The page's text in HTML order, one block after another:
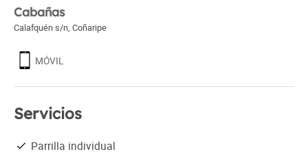
Cabañas
Calafquén s/n, Coñaripe
MÓVIL
Servicios
Parrilla individual